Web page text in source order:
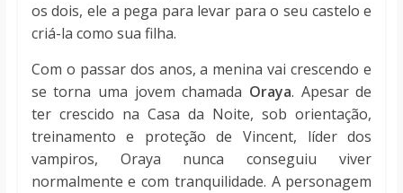
os dois, ele a pega para levar para o seu castelo e
criá-la como sua filha.
Com o passar dos anos, a menina vai crescendo e
se torna uma jovem chamada Oraya. Apesar de
ter crescido na Casa da Noite, sob orientação,
treinamento e proteção de Vincent, líder dos
vampiros, Oraya nunca conseguiu viver
normalmente e com tranquilidade. A personagem